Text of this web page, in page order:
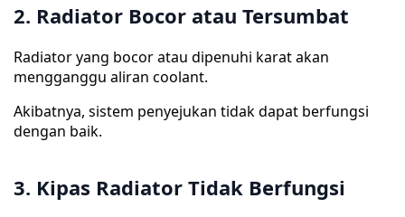
2. Radiator Bocor atau Tersumbat
Radiator yang bocor atau dipenuhi karat akan
mengganggu aliran coolant.
Akibatnya, sistem penyejukan tidak dapat berfungsi
dengan baik.
3. Kipas Radiator Tidak Berfungsi